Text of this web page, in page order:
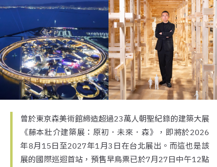
曾於東京森美術館締造超過23萬人朝聖紀錄的建築大展
《藤本壯介建築展：原初．未來．森》，即將於2026
年8月15日至2027年1月3日在台北展出。而這也是該
展的國際巡迴首站，預售早鳥票已於7月27日中午12點